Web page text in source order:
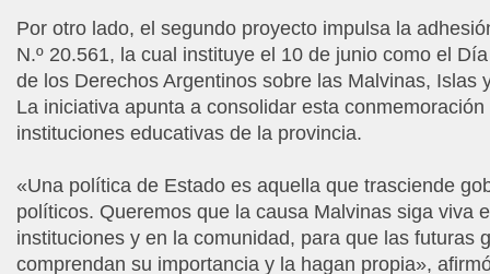
Por otro lado, el segundo proyecto impulsa la
N.º 20.561, la cual instituye el 10 de junio como el
de los Derechos Argentinos sobre las Malvinas, Islas
La iniciativa apunta a consolidar esta
instituciones educativas de la provincia.
«Una política de Estado es aquella que trasciende
políticos. Queremos que la causa Malvinas siga viva
instituciones y en la comunidad, para que las futuras
comprendan su importancia y la hagan propia»,